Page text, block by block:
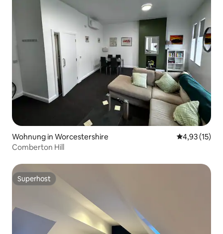
Wohnung in Worcestershire
4,93 (15)
Comberton Hill
Superhost
Superhost